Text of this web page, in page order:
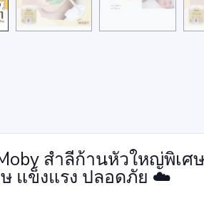
สำลีก้านหัวใหญ่พิเศ
แข็งแรง ปลอดภัย ☁️